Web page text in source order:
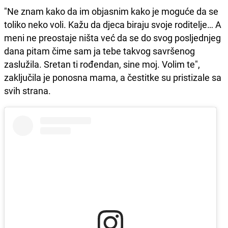
"Ne znam kako da im objasnim kako je moguće da se
toliko neko voli. Kažu da djeca biraju svoje roditelje… A
meni ne preostaje ništa već da se do svog posljednjeg
dana pitam čime sam ja tebe takvog savršenog
zaslužila. Sretan ti rođendan, sine moj. Volim te",
zaključila je ponosna mama, a čestitke su pristizale sa
svih strana.